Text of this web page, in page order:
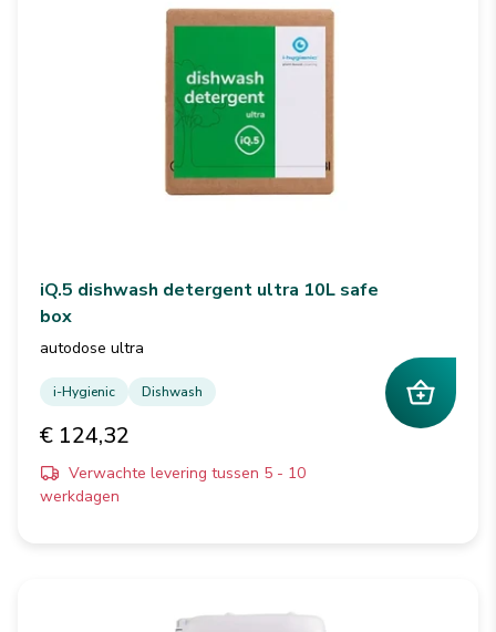
iQ.5 dishwash detergent ultra 10L safe
box
autodose ultra
i-Hygienic Dishwash
€ 124,32
Verwachte levering tussen 5 - 10
werkdagen